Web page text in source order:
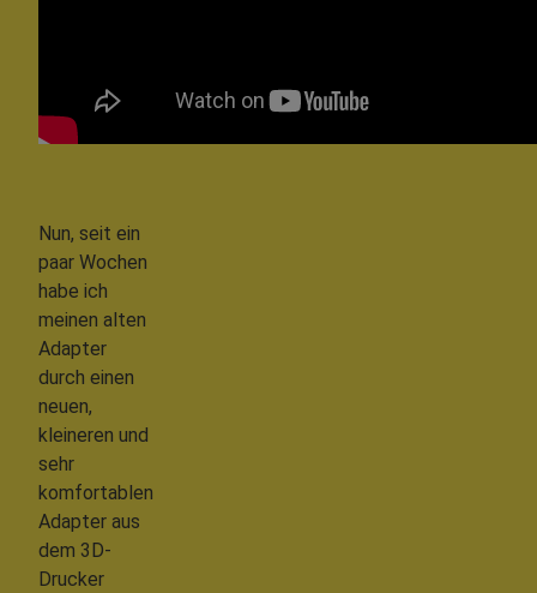
Nun, seit ein
paar Wochen
habe ich
meinen alten
Adapter
durch einen
neuen,
kleineren und
sehr
komfortablen
Adapter aus
dem 3D-
Drucker